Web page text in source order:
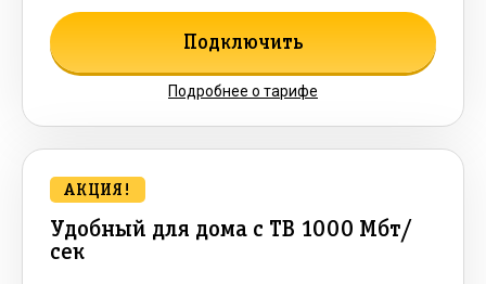
Подключить
Подробнее о тарифе
Удобный для дома с ТВ 1000 Мбт/
сек
АКЦИЯ!